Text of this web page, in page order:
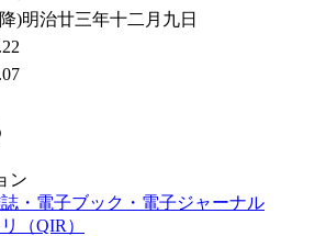
)明治廿三年十二月九日
ン
・電子ブック・電子ジャーナル
（QIR）